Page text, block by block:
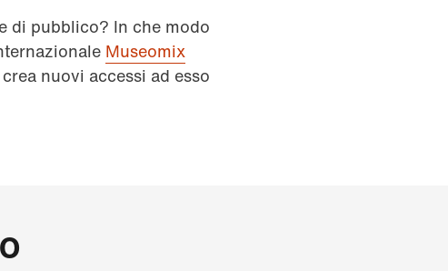
di pubblico? In che modo
Museomix
nuovi accessi ad esso